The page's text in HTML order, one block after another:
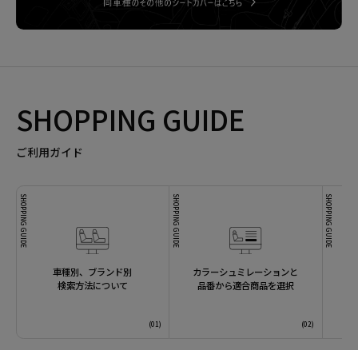
SHOPPING GUIDE
ご利用ガイド
SHOPPING GUIDE
車種別、ブランド別
検索方法について
SHOPPING GUIDE
カラーシュミレーションと
品番から適合商品を選択
SHOPPING GUIDE